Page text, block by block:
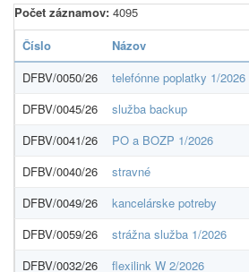
Počet záznamov: 4095
Číslo
Názov
DFBV/0050/26
telefónne poplatky 1/2026
DFBV/0045/26
služba backup
DFBV/0041/26
PO a BOZP 1/2026
DFBV/0040/26
stravné
DFBV/0049/26
kancelárske potreby
DFBV/0059/26
strážna služba 1/2026
DFBV/0032/26
flexilink W 2/2026